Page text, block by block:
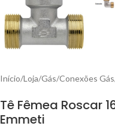
Início Loja Gás Conexões Gás
Tê Fêmea Roscar
Emmeti